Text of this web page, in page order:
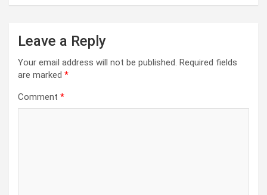
Leave a Reply
Your email address will not be published. Required fields
are marked *
Comment *